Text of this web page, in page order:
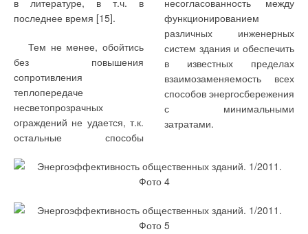
в литературе, в т.ч. в
последнее время [15].
Тем не менее, обойтись
без повышения
сопротивления
теплопередаче
несветопрозрачных
ограждений не удается, т.к.
остальные способы
несогласованность между
функционированием
различных инженерных
систем здания и обеспечить
в известных пределах
взаимозаменяемость всех
способов энергосбережения
с минимальными
затратами.
Кроме того, в ряде случаев существуют определенные
ограничения на применение преобразователей частоты. Так,
исполнение всех скважинных насосов Grundfos серии SPA и
SP допускает их эксплуатацию с преобразователем частоты
при условии соблюдения следующих параметров:
минимальная частота должна составлять 30 Гц,
максимальная — 60 Гц (в зависимости от мощности
электродвигателя).
При этом электродвигатель нужно выбирать по возможности
на один типоразмер больше или предусмотреть
назначения с меньшей тепловой нагрузкой. Кроме того,
требуется обеспечить достаточное охлаждение насоса (за